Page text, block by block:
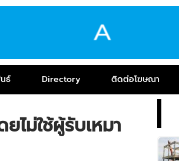
ธ์ Directory ติดต่อโฆษณา
ไม่ใช้ผู้รับเหมา